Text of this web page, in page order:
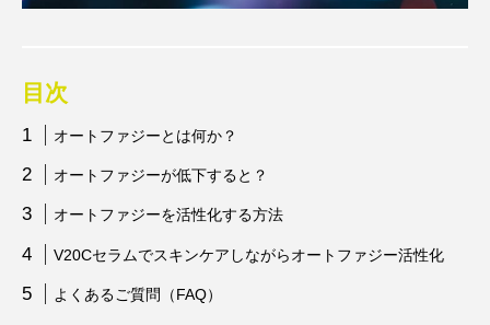
目次
オートファジーとは何か？
オートファジーが低下すると？
オートファジーを活性化する方法
V20Cセラムでスキンケアしながらオートファジー活性化
よくあるご質問（FAQ）